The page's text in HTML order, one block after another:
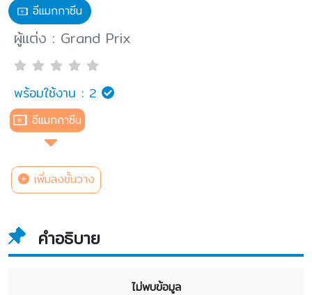
อีแมกกาซีน
ผู้แต่ง : Grand Prix
พร้อมใช้งาน : 2
อีแมกกาซีน
เพิ่มลงชั้นวาง
คำอธิบาย
ไม่พบข้อมูล